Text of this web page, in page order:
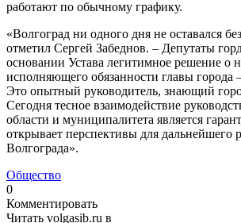
работают по обычному графику.
«Волгоград ни одного дня не оставался
отметил Сергей Забеднов. – Депутаты
основании Устава легитимное решение о
исполняющего обязанности главы города
Это опытный руководитель, знающий
Сегодня тесное взаимодействие
области и муниципалитета является
открывает перспективы для дальнейшего
Волгограда».
Общество
0
Комментировать
Читать volgasib.ru в